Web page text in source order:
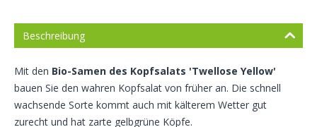
Beschreibung
Mit den Bio-Samen des Kopfsalats 'Twellose Yellow'
bauen Sie den wahren Kopfsalat von früher an. Die schnell
wachsende Sorte kommt auch mit kälterem Wetter gut
zurecht und hat zarte gelbgrüne Köpfe.